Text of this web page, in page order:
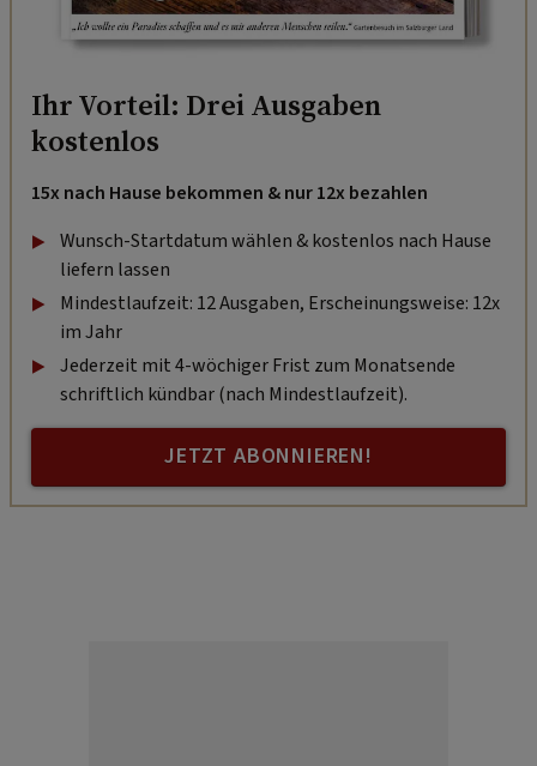
Ihr Vorteil: Drei Ausgaben
kostenlos
15x nach Hause bekommen & nur 12x bezahlen
Wunsch-Startdatum wählen & kostenlos nach Hause
liefern lassen
Mindestlaufzeit: 12 Ausgaben, Erscheinungsweise: 12x
im Jahr
Jederzeit mit 4-wöchiger Frist zum Monatsende
schriftlich kündbar (nach Mindestlaufzeit).
JETZT ABONNIEREN!